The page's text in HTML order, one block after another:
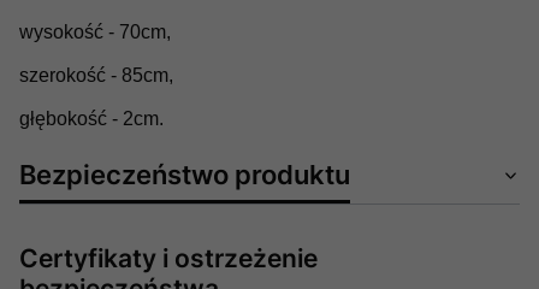
wysokość - 70cm,
szerokość - 85cm,
głębokość - 2cm.
Bezpieczeństwo produktu
Certyfikaty i ostrzeżenie